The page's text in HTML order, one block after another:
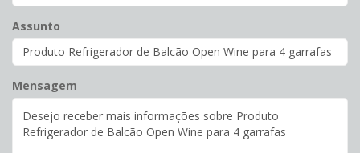
Assunto
Mensagem